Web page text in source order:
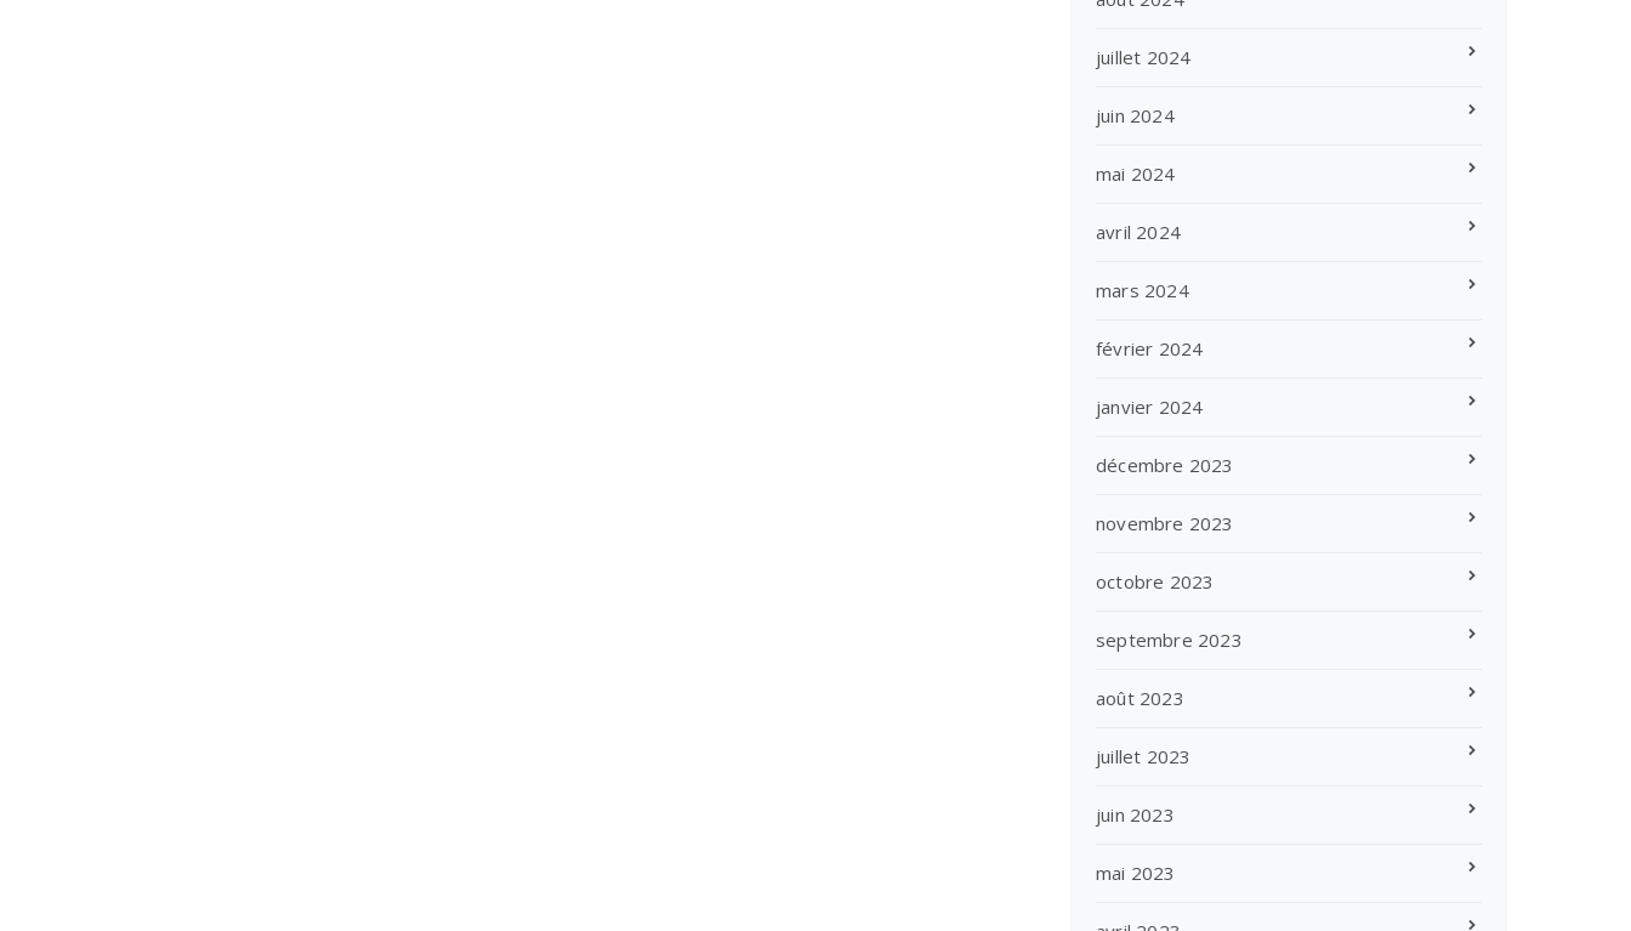
juillet 2024
juin 2024
mai 2024
avril 2024
mars 2024
février 2024
janvier 2024
décembre 2023
novembre 2023
octobre 2023
septembre 2023
août 2023
juillet 2023
juin 2023
mai 2023